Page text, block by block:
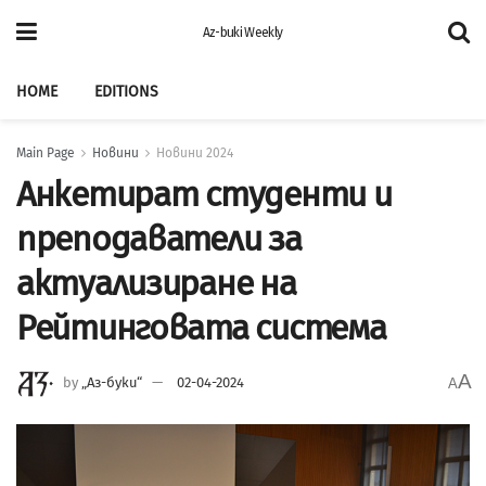
Az-buki Weekly
HOME EDITIONS
Main Page Новини Новини 2024
Анкетират студенти и
преподаватели за
актуализиране на
Рейтинговата система
by „Аз-буки“ 02-04-2024 AA